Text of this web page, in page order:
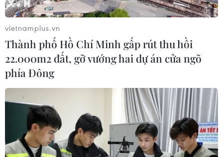
Bình Phước: Lửa thiêu rụi xưởng sản xuất
gỗ, thiệt hại nặng nề
15/10/2019 09:26
Ngày 15/10, Công an tỉnh Bình Phước tiến hành khám
vietnamplus.vn
Thành phố Hồ Chí Minh gấp rút thu hồi
22.000m2 đất, gỡ vướng hai dự án cửa ngõ
phía Đông